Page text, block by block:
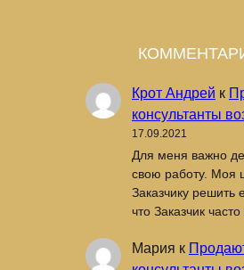
Крот Андрей к
консультанты
17.09.2021
Для меня важно
свою работу. Моя
Заказчику решить
что Заказчик
Мария к